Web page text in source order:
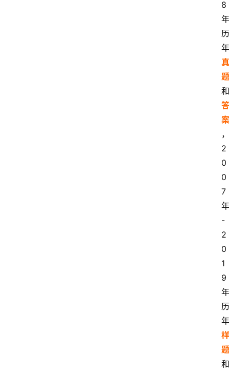
8
年
历
年
真
题
和
答
案
，
2
0
0
7
年
-
2
0
1
9
年
历
年
样
题
和